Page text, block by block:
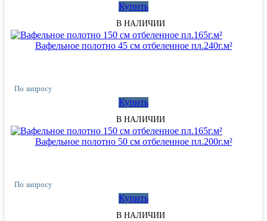
Купить
В НАЛИЧИИ
Вафельное полотно 45 см отбеленное пл.240г.м²
По запросу
Купить
В НАЛИЧИИ
Вафельное полотно 50 см отбеленное пл.200г.м²
По запросу
Купить
В НАЛИЧИИ